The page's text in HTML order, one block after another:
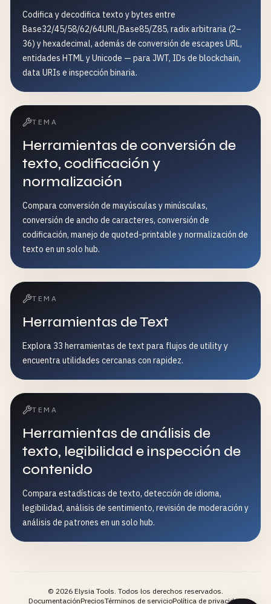
Codifica y decodifica texto y bytes entre
Base32/45/58/62/64URL/Base85/Z85, radix arbitraria (2–
36) y hexadecimal, además de conversión de escapes URL,
entidades HTML y Unicode — para JWT, IDs de blockchain,
data URIs e inspección binaria.
TEMA
Herramientas de conversión de
texto, codificación y
normalización
Compara conversión de mayúsculas y minúsculas,
conversión de ancho de caracteres, conversión de
codificación, manejo de quoted-printable y normalización de
texto en un solo hub.
TEMA
Herramientas de Text
Explora 33 herramientas de text para flujos de utility y
encuentra utilidades cercanas con rapidez.
TEMA
Herramientas de análisis de
texto, legibilidad e inspección de
contenido
Compara estadísticas de texto, detección de idioma,
legibilidad, análisis de sentimiento, revisión de moderación y
análisis de patrones en un solo hub.
© 2026 Elysia Tools. Todos los derechos reservados.
DocumentaciónPreciosTérminos de servicioPolítica de privacidad